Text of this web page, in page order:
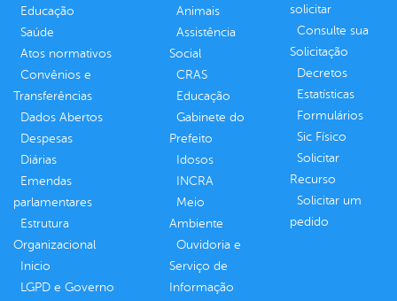
Educação
Saúde
Atos normativos
Convênios e
Transferências
Dados Abertos
Despesas
Diárias
Emendas
parlamentares
Estrutura
Organizacional
Inicio
LGPD e Governo
Animais
Assistência
Social
CRAS
Educação
Gabinete do
Prefeito
Idosos
INCRA
Meio
Ambiente
Ouvidoria e
Serviço de
Informação
solicitar
Consulte sua
Solicitação
Decretos
Estatísticas
Formulários
Sic Físico
Solicitar
Recurso
Solicitar um
pedido